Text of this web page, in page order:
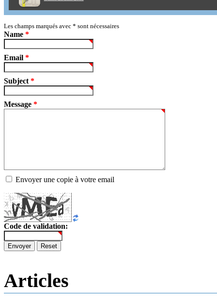
Les champs marqués avec * sont nécessaires
Name *
Email *
Subject *
Message *
Envoyer une copie à votre email
Code de validation:
Envoyer Reset
Articles